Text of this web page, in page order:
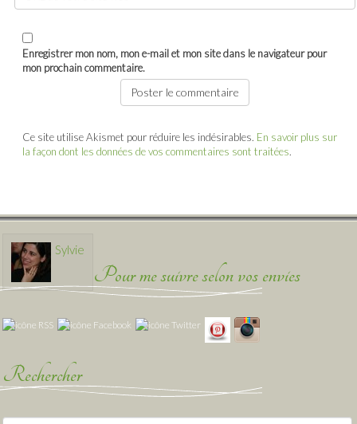
Enregistrer mon nom, mon e-mail et mon site dans le navigateur pour
mon prochain commentaire.
Ce site utilise Akismet pour réduire les indésirables. En savoir plus sur
la façon dont les données de vos commentaires sont traitées.
Sylvie
Pour me suivre selon vos envies
Rechercher